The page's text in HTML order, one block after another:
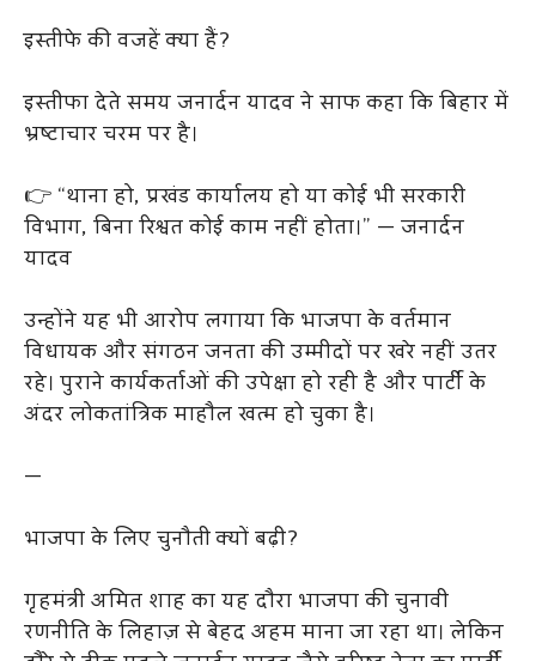
इस्तीफे की वजहें क्या हैं?
इस्तीफा देते समय जनार्दन यादव ने साफ कहा कि बिहार में
भ्रष्टाचार चरम पर है।
👉 “थाना हो, प्रखंड कार्यालय हो या कोई भी सरकारी
विभाग, बिना रिश्वत कोई काम नहीं होता।” — जनार्दन
यादव
उन्होंने यह भी आरोप लगाया कि भाजपा के वर्तमान
विधायक और संगठन जनता की उम्मीदों पर खरे नहीं उतर
रहे। पुराने कार्यकर्ताओं की उपेक्षा हो रही है और पार्टी के
अंदर लोकतांत्रिक माहौल खत्म हो चुका है।
—
भाजपा के लिए चुनौती क्यों बढ़ी?
गृहमंत्री अमित शाह का यह दौरा भाजपा की चुनावी
रणनीति के लिहाज़ से बेहद अहम माना जा रहा था। लेकिन